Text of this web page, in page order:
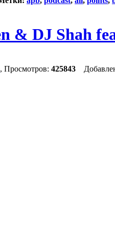
& DJ Shah
, Просмотров: 425843